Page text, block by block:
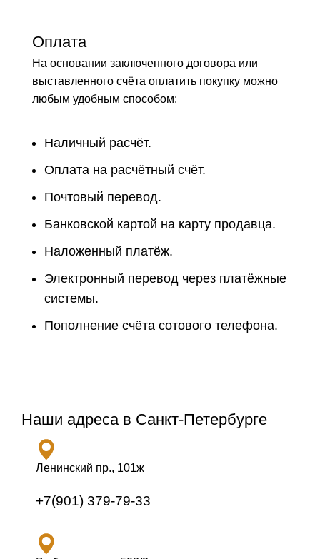
Оплата
На основании заключенного договора или
выставленного счёта оплатить покупку можно
любым удобным способом:
Наличный расчёт.
Оплата на расчётный счёт.
Почтовый перевод.
Банковской картой на карту продавца.
Наложенный платёж.
Электронный перевод через платёжные
системы.
Пополнение счёта сотового телефона.
Наши адреса в Санкт-Петербурге
Ленинский пр., 101ж
+7(901) 379-79-33